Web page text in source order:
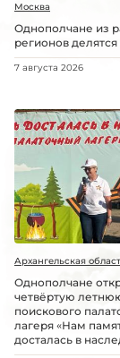
Москва
Однополчане из
регионов
7 августа 2026
Архангельская
Однополчане
четвёртую
поискового
лагеря «Нам
досталась в